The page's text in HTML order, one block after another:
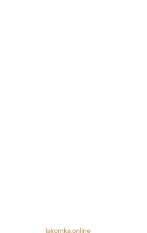
lakomka.online